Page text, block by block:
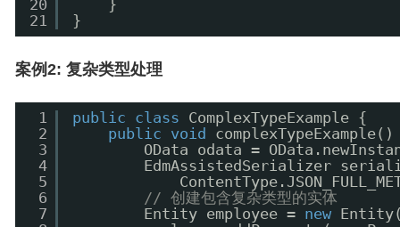
20
21
}
}
案例2: 复杂类型处理
1
2
3
4
5
6
7
public class
ComplexTypeExample {
public
void
OData odata =
EdmAssistedSerializer
// 创建包含复杂类型的实体
Entity employee = new